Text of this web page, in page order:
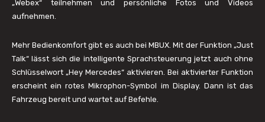
„Webex“ teilnehmen und persönliche Fotos und Videos
aufnehmen.
Mehr Bedienkomfort gibt es auch bei MBUX. Mit der Funktion „Just
Talk“ lässt sich die intelligente Sprachsteuerung jetzt auch ohne
Schlüsselwort „Hey Mercedes“ aktivieren. Bei aktivierter Funktion
erscheint ein rotes Mikrophon-Symbol im Display. Dann ist das
Fahrzeug bereit und wartet auf Befehle.